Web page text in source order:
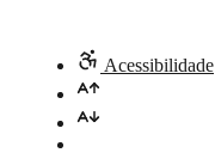
Acessibilidade